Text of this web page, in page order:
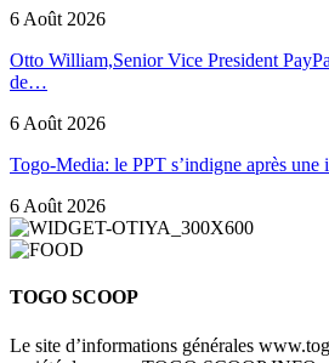
6 Août 2026
Otto William,Senior Vice President
de…
6 Août 2026
Togo-Media: le PPT s’indigne après une
6 Août 2026
TOGO SCOOP
Le site d’informations générales